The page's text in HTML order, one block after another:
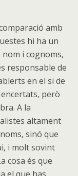
amb
hi ha un
nom i cognoms,
responsable de
en el si de
però
A la
altament
sinó que
i molt sovint
cosa és que